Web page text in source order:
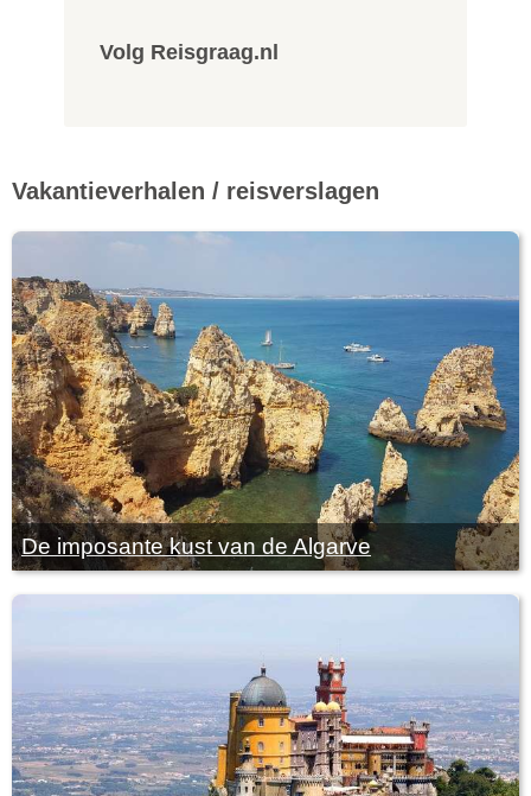
Volg Reisgraag.nl
Vakantieverhalen / reisverslagen
De imposante kust van de Algarve